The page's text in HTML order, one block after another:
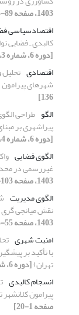
1403، صفحه 89-106]
اقتصادسیاسی
کالبدی ـ فضایی
[دوره 6، شماره 3، 1403، صفحه 57-84]
اقتصادی
شهرهای
136]
الگو طراحی
پیراشهری بر
[دوره 6، شماره 4، 1403، صفحه 55-68]
الگوی فضایی
غیررسمی در
1403، صفحه 103-126]
الگوی مدیریت
نقش میانجی
1403، صفحه 55-66]
امنیت شهری
تهران)[دوره 6، شماره 3، 1403، صفحه 85-102]
انسجام کالبدی
پیرامون
صفحه 1-20]